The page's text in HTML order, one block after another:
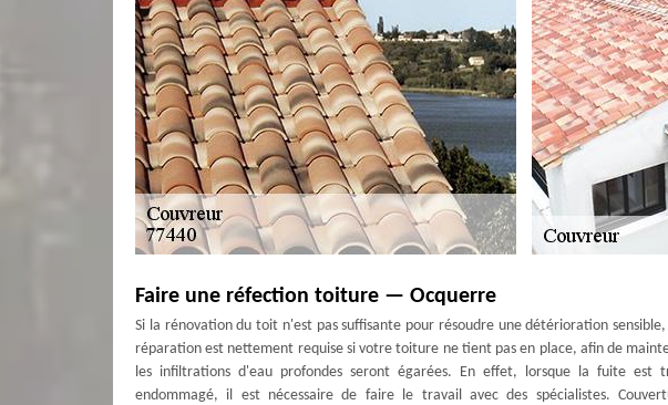
Faire une réfection toiture — Ocquerre
Si la rénovation du toit n'est pas suffisante pour résoudre une détérioration
réparation est nettement requise si votre toiture ne tient pas en place, afin de
les infiltrations d'eau profondes seront égarées. En effet, lorsque la fuite
endommagé, il est nécessaire de faire le travail avec des spécialistes.